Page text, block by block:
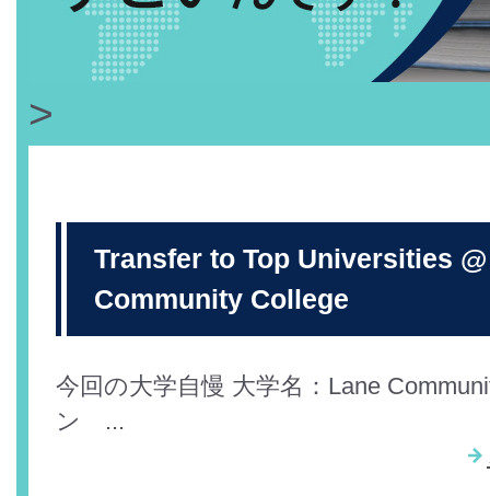
>
Transfer to Top Universities
Community College
今回の大学自慢 大学名：Lane
ン ...